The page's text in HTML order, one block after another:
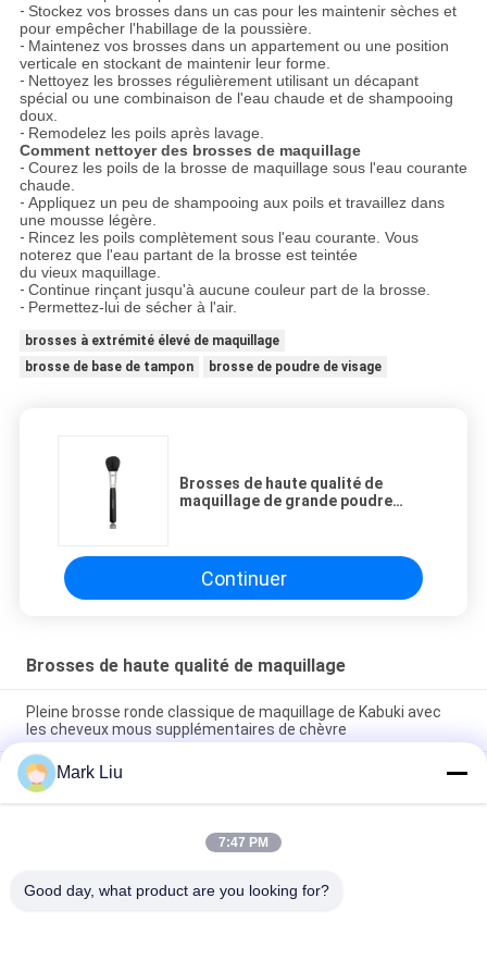
- Stockez vos brosses dans un cas pour les maintenir sèches et
pour empêcher l'habillage de la poussière.
- Maintenez vos brosses dans un appartement ou une position
verticale en stockant de maintenir leur forme.
- Nettoyez les brosses régulièrement utilisant un décapant
spécial ou une combinaison de l'eau chaude et de shampooing
doux.
- Remodelez les poils après lavage.
Comment nettoyer des brosses de maquillage
- Courez les poils de la brosse de maquillage sous l'eau courante
chaude.
- Appliquez un peu de shampooing aux poils et travaillez dans
une mousse légère.
- Rincez les poils complètement sous l'eau courante. Vous
noterez que l'eau partant de la brosse est teintée
du vieux maquillage.
- Continue rinçant jusqu'à aucune couleur part de la brosse.
- Permettez-lui de sécher à l'air.
brosses à extrémité élevé de maquillage
brosse de base de tampon
brosse de poudre de visage
Brosses de haute qualité de
maquillage de grande poudre
qualité
Continuer
Brosses de haute qualité de maquillage
Pleine brosse ronde classique de maquillage de Kabuki avec
les cheveux mous supplémentaires de chèvre
Brosse de maquillage de cheveux de chèvre de fan de beauté
de Vonira grande/brosses à extrémité élevé de maquillage
poignée en bois
Brosse pure de maquillage de joue de cheveux ultra mous de
Mark Liu
7:47 PM
Good day, what product are you looking for?